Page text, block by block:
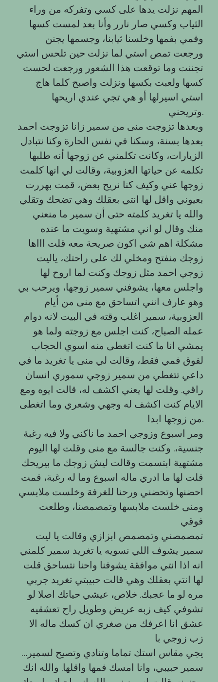
المهم نزلت يدها على كسي وتفركه من وراء
الثياب وكسي صار نارر وأنا بعد لمست كسها
وفمي بفمها وخلسنا ثيابنا، وجسمها يجنن
ورجعت تمص استي لما نزلت حين تلحس استي
تجننت وما توقعت هذا الشعور ورجعت لحست
كسها ولعبت بكسها ونزلت واصبح كلما هاج
استي اسيرلها أو هي تجي عندي اريحها
وتريحني.
وبعدها تزوجت منى من سمير زانا تزوجت احمد
بعدها بسنة، وسكنا في نفس الحارة وكنا نتبادل
الزيارات، وكانت تكلمني عن زوجها أنه طلبها
تكلمه عن حياتها العزوبية، وقالت لي انها كلمت
زوجها عني وكيف كنا نريح بعض، قمت بهررت
بعيوني واقل لها انتي بعقلك وهي تضحك وتقلي
والله يا تغريد كلمته حتى أن سمير ما منعني
منك وقال لو اني مشتهية وسويت ما عنده
مشكلة اهم شي اكون صريحة معه قلت اااها
زوجك منفتح ومخلي لك على راحتك، ياليت
زوجي احمد مثل زوجك وكنت لما اروح لها
واجلس معها، يشوفني سمير زوجها، ويرحب بي
وهو عارف انني اتساحق مع منى من أيام
العزوبية، سمير اغلب وقته في البيت لانه دوام
عمله الصباح، كنت اجلس مع زوجته ولما هو
يمشي انا ما كنت اتغطى منه اسوي الحجاب
لفوق فمي فقط، وقالت لي منى يا تغريد ما في
داعي تتغطي من سمير زوجي سموري انسان
راقي. وقلت لها يعني اكشف له، قالت ايوه ومع
الايام كنت اكشف له وجهي وشعري وما اتغطى
من زوجها ابدا.
ومر اسبوع وزوجي احمد ما ناكني ولا فيه رغبة
جنسية،. وكنت جالسة مع منى وقلت لها اليوم
مشتهية ابتسمت وقالت ليش زوجك ما بيريحك
قلت لها ما ادري ماله اسبوع وما له رغبة، قمت
احضنها وتحضني ورحنا للغرفة وخلست ملابسي
ومنى خلست ملابسها وتمصمصنا، وطلعت
فوقي
تمصمصني وتمصمص ابزازي وقالت يا ليت
سمير يشوف اللي نسويه يا تغريد سمير كلمني
انه اذا انتي موافقة يشوفنا واحنا نتساحق قلت
لها انتي بعقلك وهي قالت حبيبتي تغريد جربي
مره لو ما عجبك. خلاص، عيشي حياتك اصلا لو
تشوفي كيف زبه عريض وطويل راح تعشقيه
عشق انا اعرفك من صغري ان كسك ماله الا
زب زوجي با
يجي مقاس استك تماما وتنادي وتصيح لسمير…
سمير حبيبي، وانا امسك فمها واقلها. والله انك